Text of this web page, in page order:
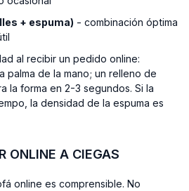
+ espuma) - combinación óptima
al recibir un pedido online:
palma de la mano; un relleno de
la forma en 2-3 segundos. Si la
la densidad de la espuma es
ONLINE A CIEGAS
online es comprensible. No